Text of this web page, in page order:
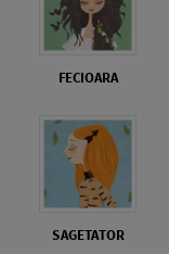
FECIOARA
SAGETATOR